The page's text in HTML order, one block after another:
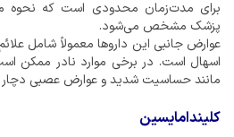
برای مدت‌زمان محدودی است که نحوه
پزشک مشخص می‌شود.
عوارض جانبی این داروها معمولاً شامل
اسهال است. در برخی موارد نادر ممکن
مانند حساسیت شدید و عوارض عصبی دچار
کلیندامایسین